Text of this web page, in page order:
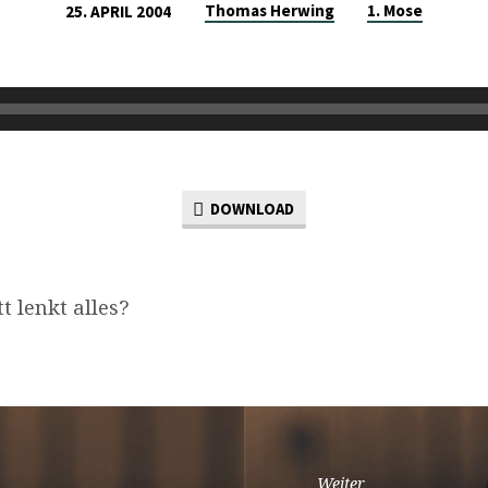
25. APRIL 2004 Thomas Herwing 1. Mose
DOWNLOAD
lenkt alles?
Weiter